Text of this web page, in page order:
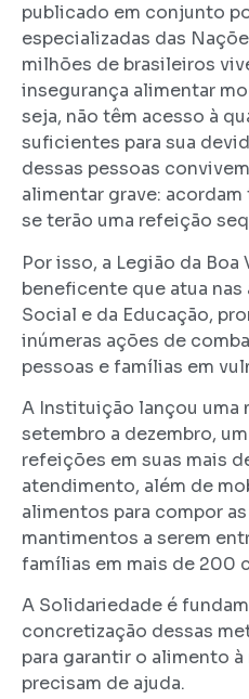
publicado em conjunto
especializadas das
milhões de brasileiros
insegurança alimentar
seja, não têm acesso à
suficientes para sua
dessas pessoas
alimentar grave:
se terão uma refeição
Por isso, a Legião da
beneficente que atua nas
Social e da Educação,
inúmeras ações de
pessoas e famílias em
A Instituição lançou uma
setembro a dezembro,
refeições em suas mais
atendimento, além de
alimentos para compor
mantimentos a serem
famílias em mais de 200
A Solidariedade é
concretização dessas
para garantir o alimento
precisam de ajuda.